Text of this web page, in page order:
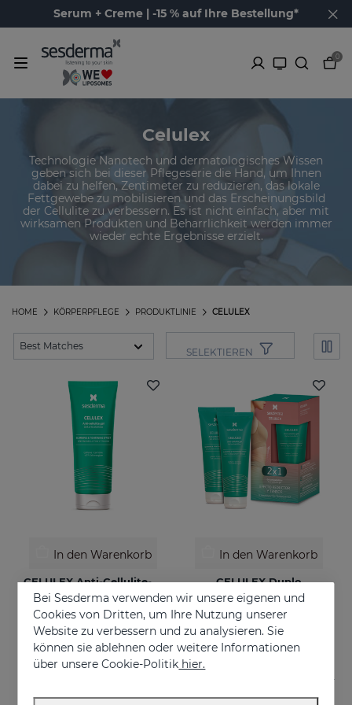
Serum + Creme | -15 % auf Ihre Bestellung*
0
Celulex
Technologie Nanotech und dermatologisches Wissen
geben sich bei dieser Pflegeserie die Hand, um Ihnen
dabei zu helfen, Zentimeter zu reduzieren, das lokale
Fettgewebe zu mobilisieren und das Erscheinungsbild
der Cellulite zu verbessern. Es ist nicht einfach, aber mit
wirksamen Produkten und Beharrlichkeit werden immer
wieder echte Ergebnisse erzielt.
CELULEX
PRODUKTLINIE
KÖRPERPFLEGE
HOME
SELEKTIEREN
In den Warenkorb
CELULEX Anti-Cellulite-Gel
Anti-Cellulite-Gel mit schlankmachender und straffender Wirkung
€ 44,95
In den Warenkorb
CELULEX Duplo
€ 44,95
Bei Sesderma verwenden wir unsere eigenen und
Cookies von Dritten, um Ihre Nutzung unserer
Website zu verbessern und zu analysieren. Sie
können sie ablehnen oder weitere Informationen
über unsere Cookie-Politik hier.